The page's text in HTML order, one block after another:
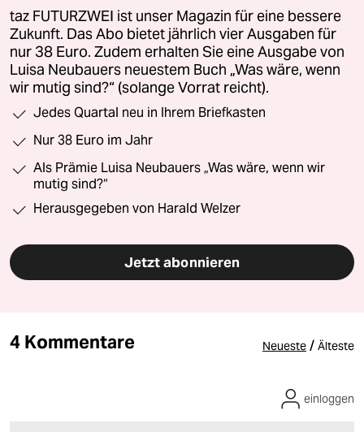
taz FUTURZWEI ist unser Magazin für eine bessere
Zukunft. Das Abo bietet jährlich vier Ausgaben für
nur 38 Euro. Zudem erhalten Sie eine Ausgabe von
Luisa Neubauers neuestem Buch „Was wäre, wenn
wir mutig sind?“ (solange Vorrat reicht).
Jedes Quartal neu in Ihrem Briefkasten
Nur 38 Euro im Jahr
Als Prämie Luisa Neubauers „Was wäre, wenn wir
mutig sind?“
Herausgegeben von Harald Welzer
Jetzt abonnieren
4 Kommentare Neueste / Älteste
einloggen